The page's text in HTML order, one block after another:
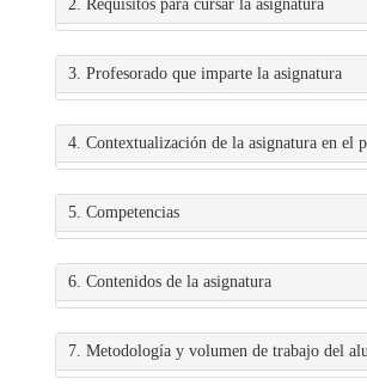
2. Requisitos para cursar la asignatura
3. Profesorado que imparte la asignatura
4. Contextualización de la asignatura en el
5. Competencias
6. Contenidos de la asignatura
7. Metodología y volumen de trabajo del